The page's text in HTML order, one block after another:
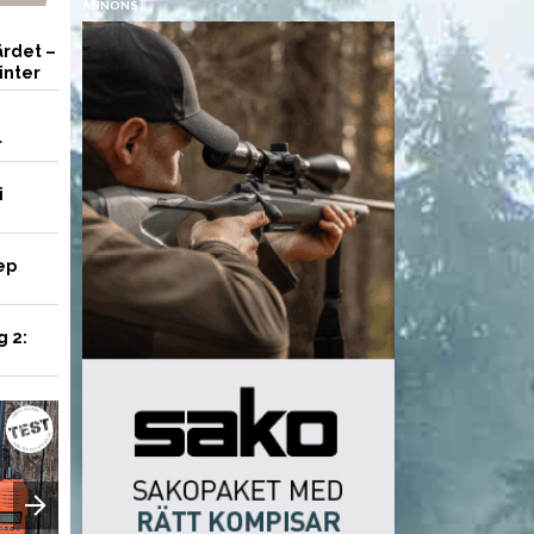
–
2:
UTRUSTNING
ANNONS